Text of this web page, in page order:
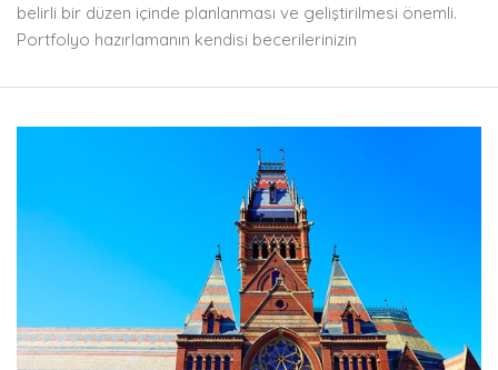
belirli bir düzen içinde planlanması ve geliştirilmesi önemli.
Portfolyo hazırlamanın kendisi becerilerinizin